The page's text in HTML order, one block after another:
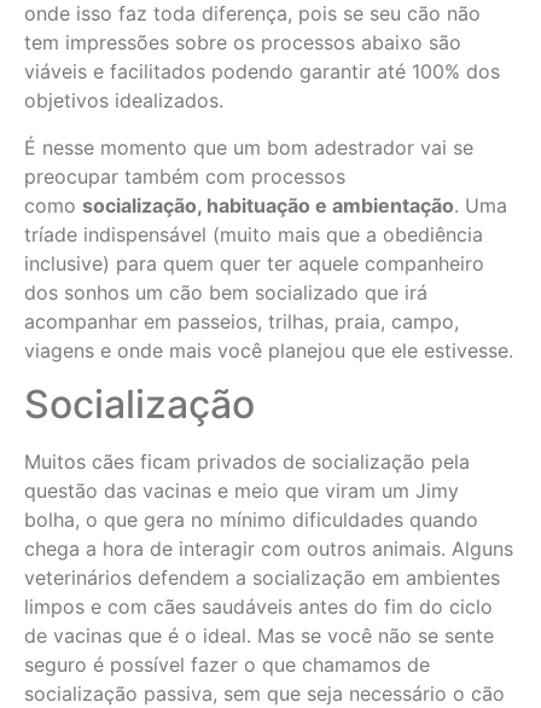
onde isso faz toda diferença, pois se seu cão não
tem impressões sobre os processos abaixo são
viáveis e facilitados podendo garantir até 100% dos
objetivos idealizados.
É nesse momento que um bom adestrador vai se
preocupar também com processos
como socialização, habituação e ambientação. Uma
tríade indispensável (muito mais que a obediência
inclusive) para quem quer ter aquele companheiro
dos sonhos um cão bem socializado que irá
acompanhar em passeios, trilhas, praia, campo,
viagens e onde mais você planejou que ele estivesse.
Socialização
Muitos cães ficam privados de socialização pela
questão das vacinas e meio que viram um Jimy
bolha, o que gera no mínimo dificuldades quando
chega a hora de interagir com outros animais. Alguns
veterinários defendem a socialização em ambientes
limpos e com cães saudáveis antes do fim do ciclo
de vacinas que é o ideal. Mas se você não se sente
seguro é possível fazer o que chamamos de
socialização passiva, sem que seja necessário o cão